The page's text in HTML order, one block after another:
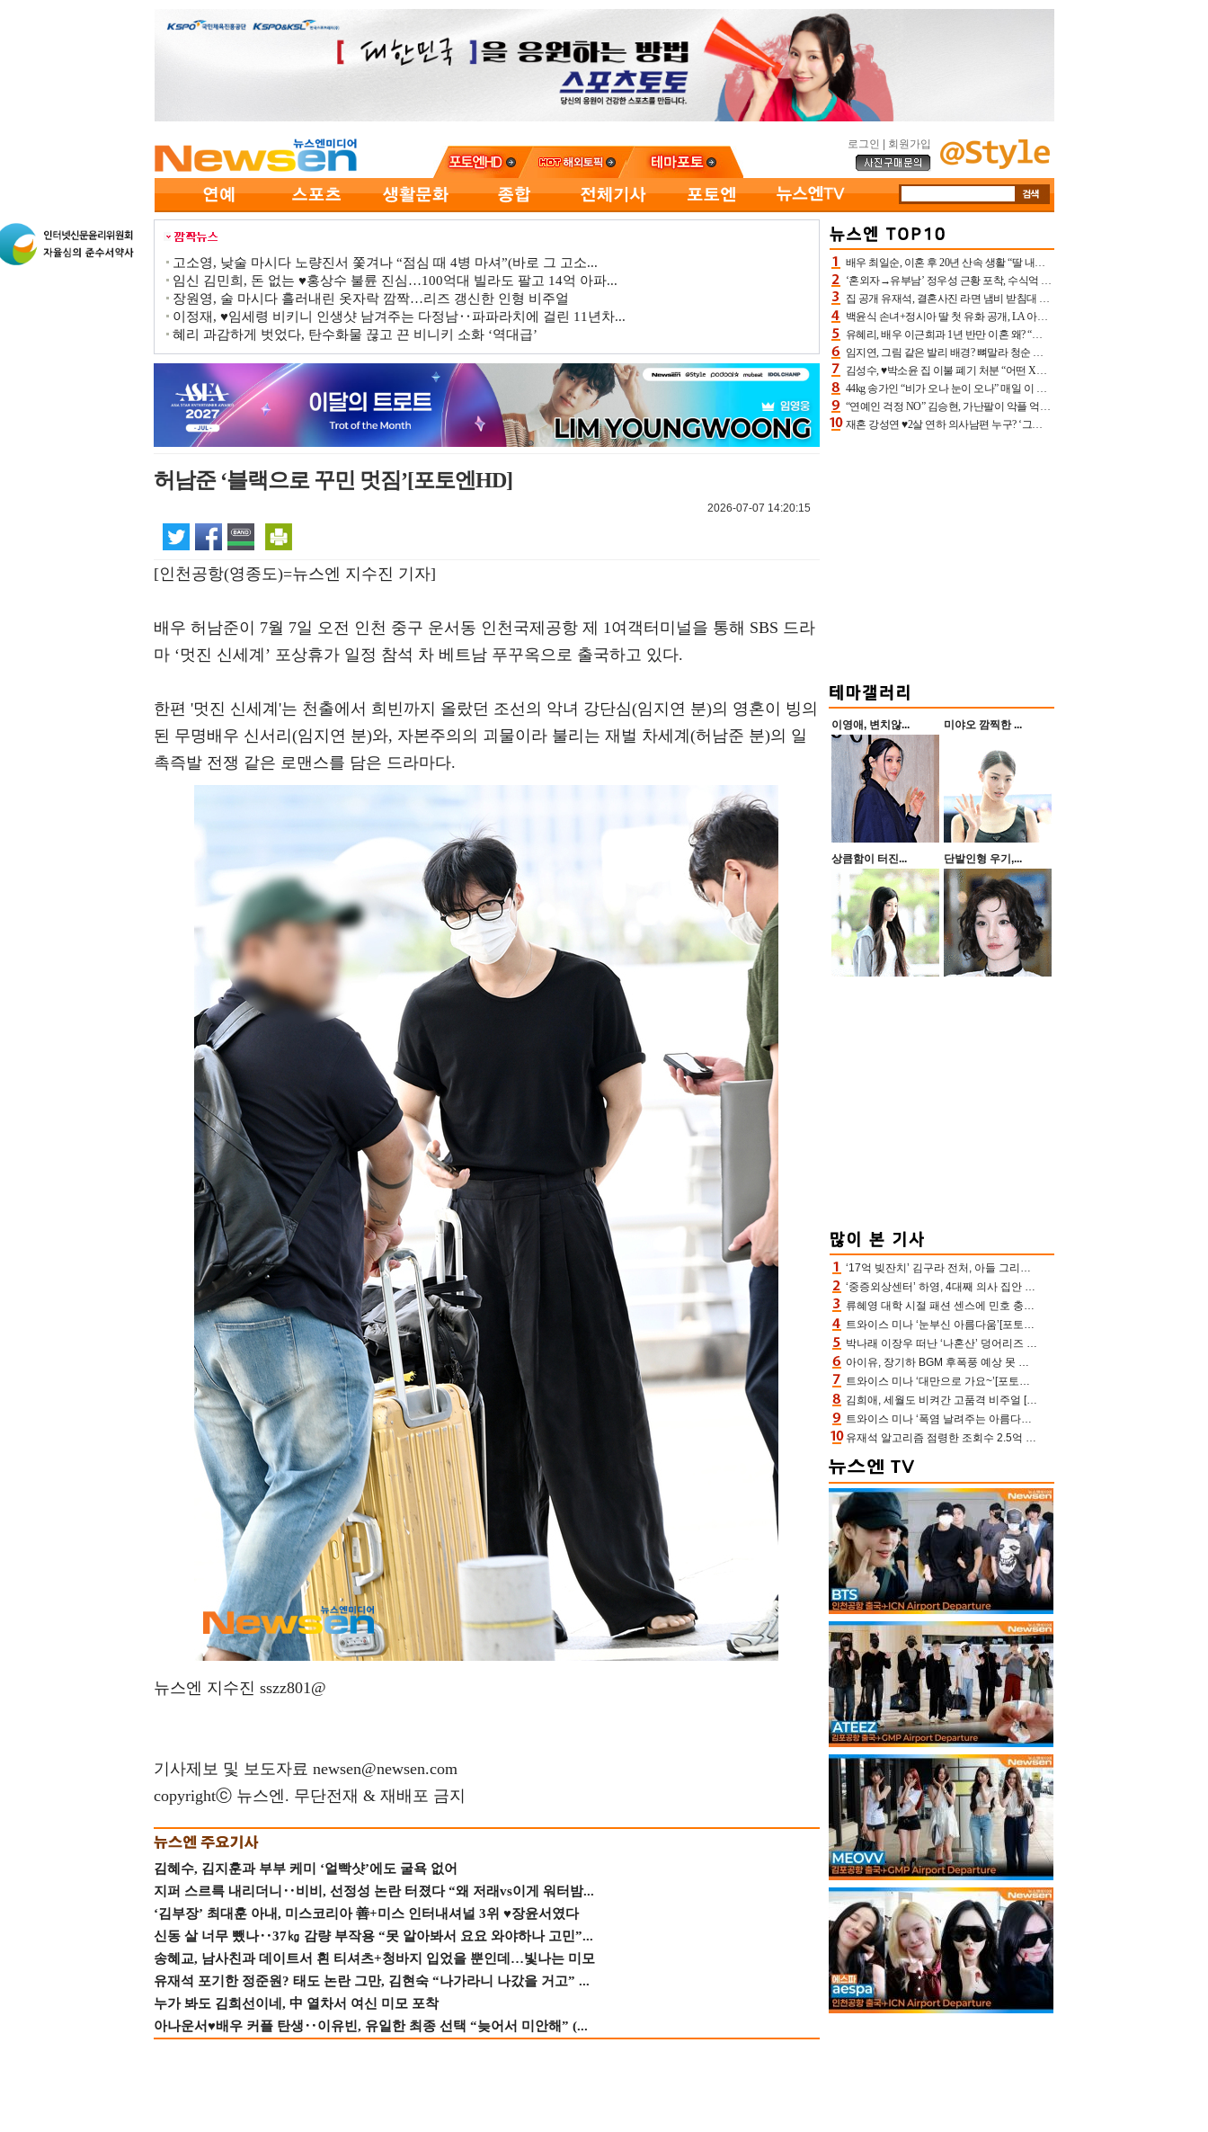
로그인 회원가입
고소영, 낮술 마시다 노량진서 쫓겨나 “점심 때 4병 마셔”(바로 그 고소...
임신 김민희, 돈 없는 ♥홍상수 불륜 진심…100억대 빌라도 팔고 14억 아파...
장원영, 술 마시다 흘러내린 옷자락 깜짝…리즈 갱신한 인형 비주얼
이정재, ♥임세령 비키니 인생샷 남겨주는 다정남‥파파라치에 걸린 11년차...
혜리 과감하게 벗었다, 탄수화물 끊고 끈 비니키 소화 ‘역대급’
허남준 ‘블랙으로 꾸민 멋짐’[포토엔HD]
2026-07-07 14:20:15
[인천공항(영종도)=뉴스엔 지수진 기자]
배우 허남준이 7월 7일 오전 인천 중구 운서동 인천국제공항 제 1여객터미널을 통해 SBS 드라
마 ‘멋진 신세계’ 포상휴가 일정 참석 차 베트남 푸꾸옥으로 출국하고 있다.
한편 '멋진 신세계'는 천출에서 희빈까지 올랐던 조선의 악녀 강단심(임지연 분)의 영혼이 빙의
된 무명배우 신서리(임지연 분)와, 자본주의의 괴물이라 불리는 재벌 차세계(허남준 분)의 일
촉즉발 전쟁 같은 로맨스를 담은 드라마다.
뉴스엔 지수진 sszz801@
기사제보 및 보도자료 newsen@newsen.com
copyrightⓒ 뉴스엔. 무단전재 & 재배포 금지
김혜수, 김지훈과 부부 케미 ‘얼빡샷’에도 굴욕 없어
지퍼 스르륵 내리더니‥비비, 선정성 논란 터졌다 “왜 저래vs이게 워터밤...
‘김부장’ 최대훈 아내, 미스코리아 善+미스 인터내셔널 3위 ♥장윤서였다
신동 살 너무 뺐나‥37㎏ 감량 부작용 “못 알아봐서 요요 와야하나 고민”...
송혜교, 남사친과 데이트서 흰 티셔츠+청바지 입었을 뿐인데…빛나는 미모
유재석 포기한 정준원? 태도 논란 그만, 김현숙 “나가라니 나갔을 거고” ...
누가 봐도 김희선이네, 中 열차서 여신 미모 포착
아나운서♥배우 커플 탄생‥이유빈, 유일한 최종 선택 “늦어서 미안해” (...
배우 최일순, 이혼 후 20년 산속 생활 “딸 내가 버렸다고 원망‥맘 아파”(특종)[어제TV]
‘혼외자→유부남’ 정우성 근황 포착, 수식억 해킹 피해 후배 만났다 “존경하는”
집 공개 유재석, 결혼사진 라면 냄비 받침대 되고 분노‥가족사진도 피해(놀뭐)[어제TV]
백윤식 손녀+정시아 딸 첫 유화 공개, LA 아트쇼→서울국제조각페스타 작가다운 수준급 실력
유혜리, 배우 이근희과 1년 반만 이혼 왜? “식칼 꽂고 의자 던져” 충격 폭로(특종)[어제TV]
임지연, 그림 같은 발리 배경? 뼈말라 청순 비키니 핏에 상대 안 되네
김성수, ♥박소윤 집 이불 폐기 처분 “어떤 X이랑 썼을지 몰라” 질투(신랑수업2)[어제TV]
44kg 송가인 “비가 오나 눈이 오나” 매일 이 운동, 허벅지 근육량 상승+체지방 감소
“연예인 걱정 NO” 김승현, 가난팔이 악플 억울할만‥아내+딸과 日 여행
재혼 강성연 ♥2살 연하 의사남편 누구? ‘그알’ 자문의에 훈남 비주얼 초엘리트 스펙 [종합]
이영애, 변치않... 미야오 깜찍한 ...
상큼함이 터진... 단발인형 우기,...
‘17억 빚잔치’ 김구라 전처, 아들 그리는 “나 뿐인데” 친엄마 챙기는 효심 눈길
‘중증외상센터’ 하영, 4대째 의사 집안 인증 “증조부, 고종 황제 진료”(옥문아)[어제TV]
류혜영 대학 시절 패션 센스에 민호 충격 “레몬색 레깅스에 다리 없는 줄”(나혼산)
트와이스 미나 ‘눈부신 아름다움’[포토엔HD]
박나래 이장우 떠난 ‘나혼산’ 덩어리즈 왔다, 1인 1케이크에 팜유 전현무 충격[어제TV]
아이유, 장기하 BGM 후폭풍 예상 못 했나‥삭제 오보→윤가이까지 엮여 시끌
트와이스 미나 ‘대만으로 가요~’[포토엔HD]
김희애, 세월도 비켜간 고품격 비주얼 [포토엔HD]
트와이스 미나 ‘폭염 날려주는 아름다움’[포토엔HD]
유재석 알고리즘 점령한 조회수 2.5억 신박한 다비치, 강민경 덩달아 긴장(해투)